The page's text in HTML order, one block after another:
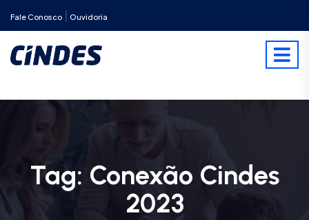
Fale Conosco Ouvidoria
Tag: Conexão Cindes
2023